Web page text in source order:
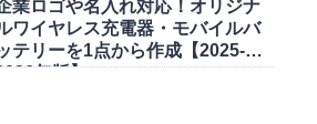
業ロゴや名入れ対応！オリジナ
ワイヤレス充電器・モバイルバ
テリーを1点から作成【2025-
年版】